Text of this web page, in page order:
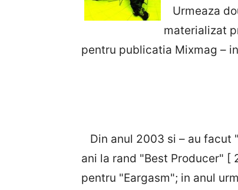
Urmeaza
materializat
pentru publicatia Mixmag –
Din anul 2003 si – au facut
ani la rand "Best Producer"
pentru "Eargasm"; in anul